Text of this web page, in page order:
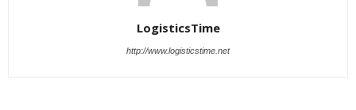
LogisticsTime
http://www.logisticstime.net